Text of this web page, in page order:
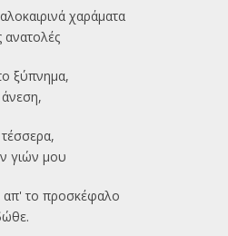
χαράματα
ανατολές
ξύπνημα,
γιών μου
το προσκέφαλο